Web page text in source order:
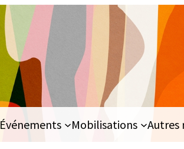
Événements Mobilisations Autres